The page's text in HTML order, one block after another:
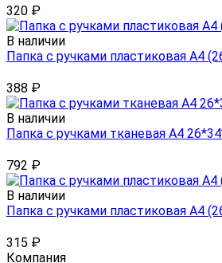
320 ₽
В наличии
Папка с ручками пластиковая А4
388 ₽
В наличии
Папка с ручками тканевая А4
792 ₽
В наличии
Папка с ручками пластиковая А4
315 ₽
Компания